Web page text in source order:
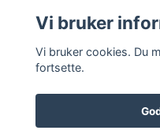
Vi bruker
Vi bruker cookies. Du
fortsette.